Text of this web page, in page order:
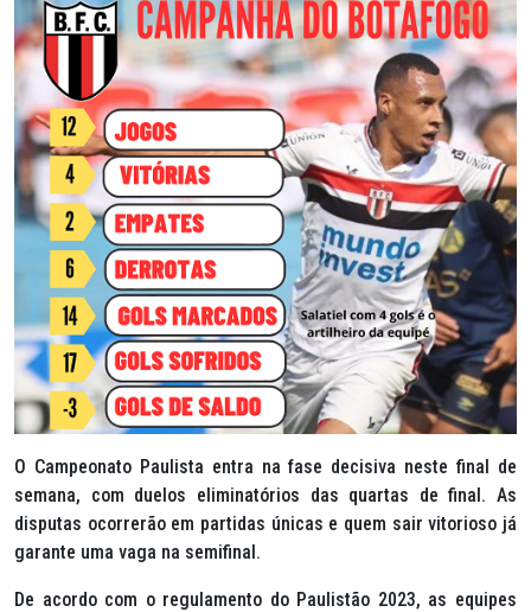
O Campeonato Paulista entra na fase decisiva neste final de
semana, com duelos eliminatórios das quartas de final. As
disputas ocorrerão em partidas únicas e quem sair vitorioso já
garante uma vaga na semifinal.
De acordo com o regulamento do Paulistão 2023, as equipes